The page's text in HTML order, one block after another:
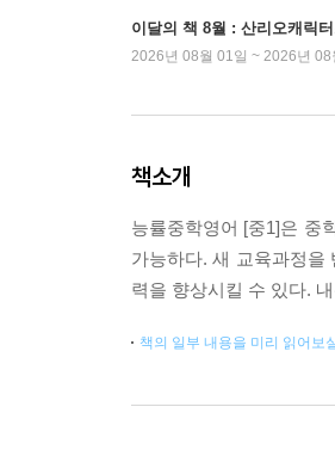
이달의 책 8월 : 산리오캐릭
2026년 08월 01일 ~ 2026년 08
책소개
능률중학영어 [중1]은 중
가능하다. 새 교육과정을
력을 향상시킬 수 있다.
책의 일부 내용을 미리 읽어보